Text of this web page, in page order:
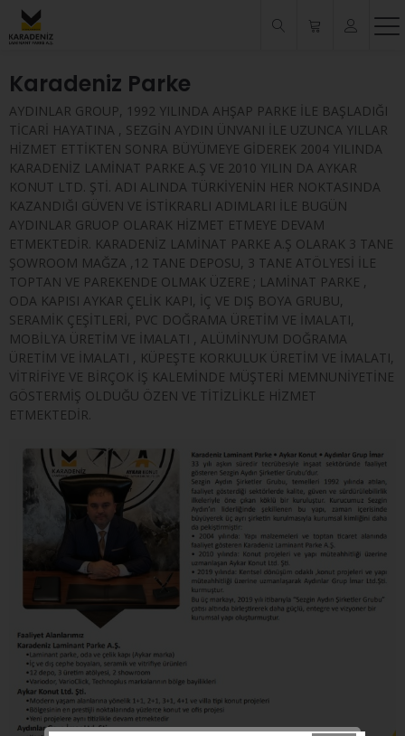
Karadeniz Parke
AYDINLAR GROUP, 1992 YILINDA AHŞAP PARKE İLE BAŞLADIĞI
TİCARİ HAYATINA , SEZGİN AYDIN ÜNVANI İLE UZUNCA YILLAR
HİZMET ETTİKTEN SONRA BÜYÜMEYE GİDEREK 2004 YILINDA
KARADENİZ LAMİNAT PARKE A.Ş VE 2010 YILIN DA AYKAR
KONUT LTD. ŞTİ. ADI ALINDA TÜRKİYENİN HER NOKTASINDA
KAZANDIĞI GÜVEN VE İSTİKRARLI ADIMLARI İLE BUGÜN
AYDINLAR GRUOP OLARAK HİZMET ETMEYE DEVAM
ETMEKTEDİR. KARADENİZ LAMİNAT PARKE A.Ş OLARAK 3 TANE
ŞOWROOM MAĞZA ,12 TANE DEPOSU, 3 TANE ATÖLYESİ İLE
TOPTAN VE PAREKENDE OLMAK ÜZERE ; LAMİNAT PARKE ,
ODA KAPISI AYKAR ÇELİK KAPI, İÇ VE DIŞ BOYA GRUBU,
SERAMİK ÇEŞİTLERİ, PVC DOĞRAMA ÜRETİM VE İMALATI,
MOBİLYA ÜRETİM VE İMALATI , ALÜMİNYUM DOĞRAMA
ÜRETİM VE İMALATI , KÜPEŞTE KORKULUK ÜRETİM VE İMALATI,
VİTRİFİYE VE BİRÇOK İŞ KALEMİNDE MÜŞTERİ MEMNUNİYETİNE
GÖSTERMİŞ OLDUĞU ÖZEN VE TİTİZLİKLE HİZMET
ETMEKTEDİR.